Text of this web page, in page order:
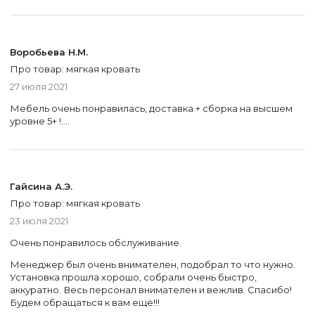
Уфа
Воробьева Н.М.
Про товар: мягкая кровать
27 июля 2021
Мебель очень понравилась, доставка + сборка на высшем
уровне 5+ !....
Гайсина А.Э.
Про товар: мягкая кровать
23 июля 2021
Очень понравилось обслуживание.
Менеджер был очень внимателен, подобрал то что нужно.
Установка прошла хорошо, собрали очень быстро,
аккуратно. Весь персонал внимателен и вежлив. Спасибо!
Будем обращаться к вам ещё!!!